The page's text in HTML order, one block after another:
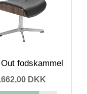
fodskammel
DKK